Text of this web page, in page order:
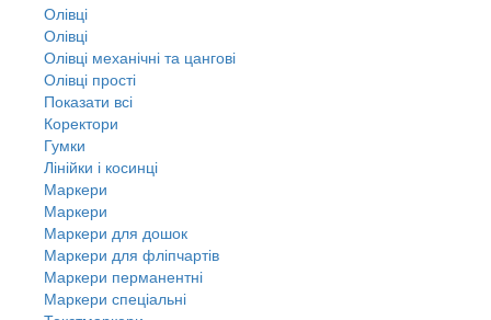
Олівці
Олівці
Олівці механічні та цангові
Олівці прості
Показати всі
Коректори
Гумки
Лінійки і косинці
Маркери
Маркери
Маркери для дошок
Маркери для фліпчартів
Маркери перманентні
Маркери спеціальні